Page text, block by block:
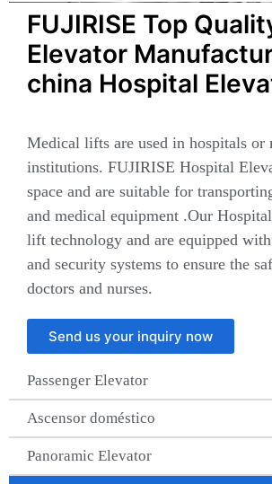
FUJIRISE Top
Elevator
china Hospital
Medical lifts are used in hospitals or
institutions. FUJIRISE Hospital
space and are suitable for
and medical equipment .Our
lift technology and are equipped
and security systems to ensure the
doctors and nurses.
Send us your inquiry now
Passenger Elevator​
Ascensor doméstico
Panoramic Elevator​